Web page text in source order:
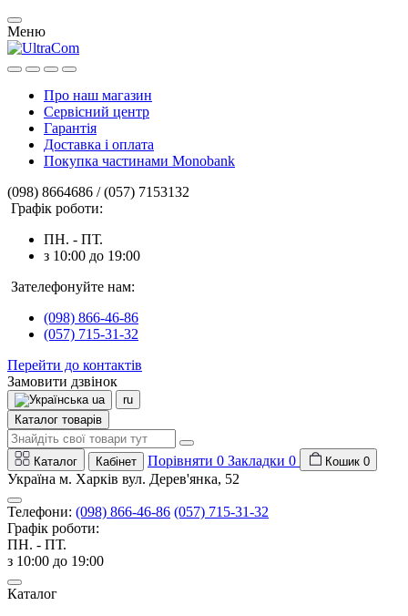
Меню
Про наш магазин
Сервісний центр
Гарантія
Доставка і оплата
Покупка частинами Monobank
(098) 8664686 / (057) 7153132
Графік роботи:
ПН. - ПТ.
з 10:00 до 19:00
Зателефонуйте нам:
(098) 866-46-86
(057) 715-31-32
Перейти до контактів
Замовити дзвінок
ua
ru
Каталог товарів
Каталог Кабінет Порівняти 0 Закладки 0 Кошик 0
Україна м. Харків вул. Дерев'янка, 52
Телефони: (098) 866-46-86 (057) 715-31-32
Графік роботи:
ПН. - ПТ.
з 10:00 до 19:00
Каталог